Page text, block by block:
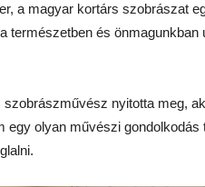
a magyar kortárs szobrászat
természetben és önmagunkban
nyitotta meg,
egy olyan művészi